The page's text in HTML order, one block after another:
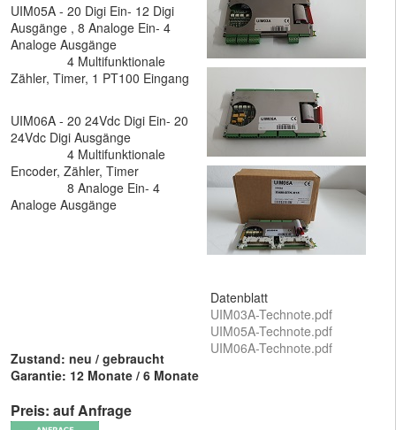
UIM05A - 20 Digi Ein- 12 Digi
Ausgänge , 8 Analoge Ein- 4
Analoge Ausgänge
4 Multifunktionale
Zähler, Timer, 1 PT100 Eingang
UIM06A - 20 24Vdc Digi Ein- 20
24Vdc Digi Ausgänge
4 Multifunktionale
Encoder, Zähler, Timer
8 Analoge Ein- 4
Analoge Ausgänge
Zustand: neu / gebraucht
Garantie: 12 Monate / 6 Monate
Preis: auf Anfrage
Datenblatt
UIM03A-Technote.pdf
UIM05A-Technote.pdf
UIM06A-Technote.pdf